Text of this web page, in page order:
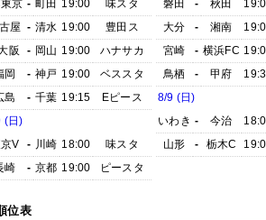
東京 - 町田 19:00
味スタ
屋 - 清水 19:00
豊田ス
阪
- 岡山 19:00
ハナサカ
岡
- 神戸 19:00
ベススタ
島
- 千葉 19:15
Eピース
(日)
V
- 川崎 18:00
味スタ
崎
- 京都 19:00 ピースタ
磐田
- 秋田
大分
- 湘南
宮崎
- 横浜FC
鳥栖
- 甲府
8/9 (日)
いわき - 今治
山形
- 栃木C
位表